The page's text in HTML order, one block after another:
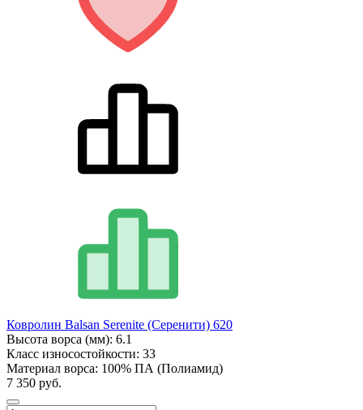
Ковролин Balsan Serenite (Серенити) 620
Высота ворса (мм): 6.1
Класс износостойкости: 33
Материал ворса: 100% ПА (Полиамид)
7 350 руб.